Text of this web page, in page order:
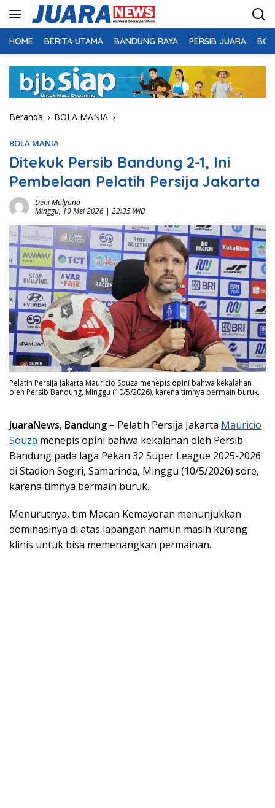
HOME BERITA UTAMA BANDUNG RAYA PERSIB JUARA
Beranda BOLA MANIA
BOLA MANIA
Ditekuk Persib Bandung 2-1, Ini
Pembelaan Pelatih Persija Jakarta
Deni Mulyana
Minggu, 10 Mei 2026 | 22:35 WIB
Pelatih Persija Jakarta Mauricio Souza menepis opini bahwa kekalahan
oleh Persib Bandung, Minggu (10/5/2026), karena timnya bermain buruk.
JuaraNews, Bandung – Pelatih Persija Jakarta Mauricio
Souza menepis opini bahwa kekalahan oleh Persib
Bandung pada laga Pekan 32 Super League 2025-2026
di Stadion Segiri, Samarinda, Minggu (10/5/2026) sore,
karena timnya bermain buruk.
Menurutnya, tim Macan Kemayoran menunjukkan
dominasinya di atas lapangan namun masih kurang
klinis untuk bisa memenangkan permainan.